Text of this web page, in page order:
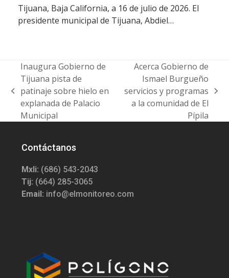
Tijuana, Baja California, a 16 de julio de 2026. El
presidente municipal de Tijuana, Abdiel…
previous
post:
Inaugura Gobierno de
Tijuana pista de
patinaje sobre hielo en
explanada de Palacio
Municipal
next
post:
Acerca Gobierno de
Ismael Burgueño
servicios y programas
a la comunidad de El
Pípila
Contáctanos
Mxli: (686) 543-2043
Tij: (664) 285-3065
Email: info@elmonitoreo.com